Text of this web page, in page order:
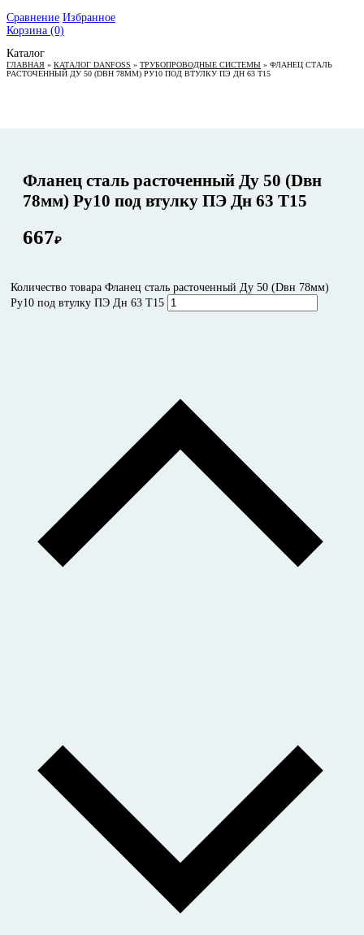
Сравнение Избранное
Корзина (0)
Каталог
ГЛАВНАЯ » КАТАЛОГ DANFOSS » ТРУБОПРОВОДНЫЕ СИСТЕМЫ » ФЛАНЕЦ СТАЛЬ
РАСТОЧЕННЫЙ ДУ 50 (DВН 78ММ) РУ10 ПОД ВТУЛКУ ПЭ ДН 63 Т15
Фланец сталь расточенный Ду 50 (Dвн
78мм) Ру10 под втулку ПЭ Дн 63 Т15
667₽
Количество товара Фланец сталь расточенный Ду 50 (Dвн 78мм)
Ру10 под втулку ПЭ Дн 63 Т15